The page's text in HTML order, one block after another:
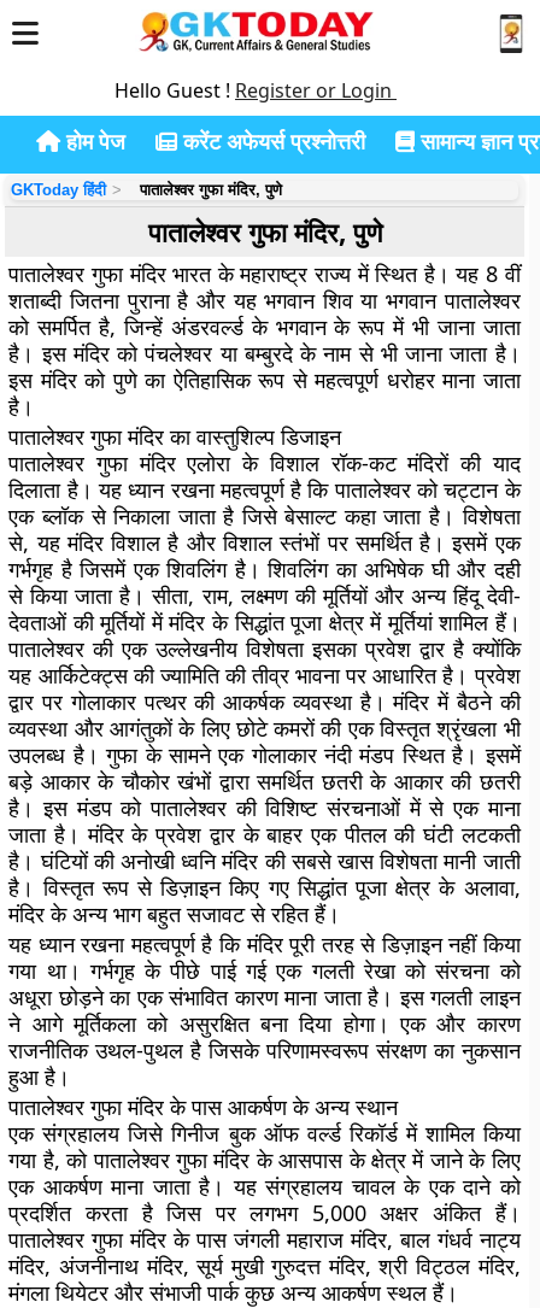
Hello Guest ! Register or Login
होम पेज करेंट अफेयर्स प्रश्नोत्तरी सामान्य ज्ञान
GKToday हिंदी पातालेश्वर गुफा मंदिर, पुणे
पातालेश्वर गुफा मंदिर, पुणे
पातालेश्वर गुफा मंदिर भारत के महाराष्ट्र राज्य में स्थित है। यह 8 वीं
शताब्दी जितना पुराना है और यह भगवान शिव या भगवान पातालेश्वर
को समर्पित है, जिन्हें अंडरवर्ल्ड के भगवान के रूप में भी जाना जाता
है। इस मंदिर को पंचलेश्वर या बम्बुरदे के नाम से भी जाना जाता है।
इस मंदिर को पुणे का ऐतिहासिक रूप से महत्वपूर्ण धरोहर माना जाता
है।
पातालेश्वर गुफा मंदिर का वास्तुशिल्प डिजाइन
पातालेश्वर गुफा मंदिर एलोरा के विशाल रॉक-कट मंदिरों की याद
दिलाता है। यह ध्यान रखना महत्वपूर्ण है कि पातालेश्वर को चट्टान के
एक ब्लॉक से निकाला जाता है जिसे बेसाल्ट कहा जाता है। विशेषता
से, यह मंदिर विशाल है और विशाल स्तंभों पर समर्थित है। इसमें एक
गर्भगृह है जिसमें एक शिवलिंग है। शिवलिंग का अभिषेक घी और दही
से किया जाता है। सीता, राम, लक्ष्मण की मूर्तियों और अन्य हिंदू देवी-
देवताओं की मूर्तियों में मंदिर के सिद्धांत पूजा क्षेत्र में मूर्तियां शामिल हैं।
पातालेश्वर की एक उल्लेखनीय विशेषता इसका प्रवेश द्वार है क्योंकि
यह आर्किटेक्ट्स की ज्यामिति की तीव्र भावना पर आधारित है। प्रवेश
द्वार पर गोलाकार पत्थर की आकर्षक व्यवस्था है। मंदिर में बैठने की
व्यवस्था और आगंतुकों के लिए छोटे कमरों की एक विस्तृत श्रृंखला भी
उपलब्ध है। गुफा के सामने एक गोलाकार नंदी मंडप स्थित है। इसमें
बड़े आकार के चौकोर खंभों द्वारा समर्थित छतरी के आकार की छतरी
है। इस मंडप को पातालेश्वर की विशिष्ट संरचनाओं में से एक माना
जाता है। मंदिर के प्रवेश द्वार के बाहर एक पीतल की घंटी लटकती
है। घंटियों की अनोखी ध्वनि मंदिर की सबसे खास विशेषता मानी जाती
है। विस्तृत रूप से डिज़ाइन किए गए सिद्धांत पूजा क्षेत्र के अलावा,
मंदिर के अन्य भाग बहुत सजावट से रहित हैं।
यह ध्यान रखना महत्वपूर्ण है कि मंदिर पूरी तरह से डिज़ाइन नहीं किया
गया था। गर्भगृह के पीछे पाई गई एक गलती रेखा को संरचना को
अधूरा छोड़ने का एक संभावित कारण माना जाता है। इस गलती लाइन
ने आगे मूर्तिकला को असुरक्षित बना दिया होगा। एक और कारण
राजनीतिक उथल-पुथल है जिसके परिणामस्वरूप संरक्षण का नुकसान
हुआ है।
पातालेश्वर गुफा मंदिर के पास आकर्षण के अन्य स्थान
एक संग्रहालय जिसे गिनीज बुक ऑफ वर्ल्ड रिकॉर्ड में शामिल किया
गया है, को पातालेश्वर गुफा मंदिर के आसपास के क्षेत्र में जाने के लिए
एक आकर्षण माना जाता है। यह संग्रहालय चावल के एक दाने को
प्रदर्शित करता है जिस पर लगभग 5,000 अक्षर अंकित हैं।
पातालेश्वर गुफा मंदिर के पास जंगली महाराज मंदिर, बाल गंधर्व नाट्य
मंदिर, अंजनीनाथ मंदिर, सूर्य मुखी गुरुदत्त मंदिर, श्री विट्ठल मंदिर,
मंगला थियेटर और संभाजी पार्क कुछ अन्य आकर्षण स्थल हैं।